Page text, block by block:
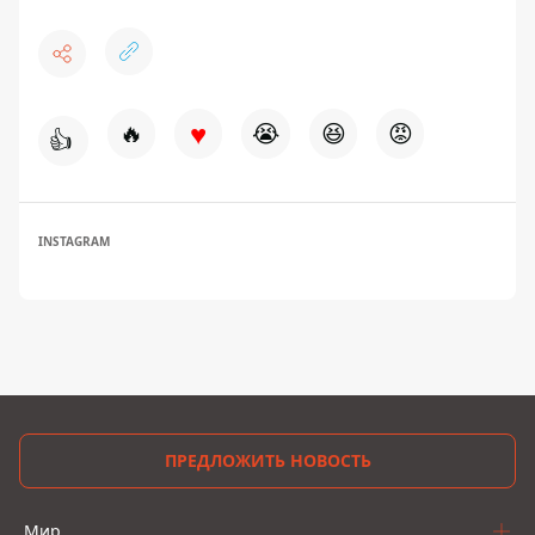
👍 🔥 ♥ 😭 😆 😡
INSTAGRAM
ПРЕДЛОЖИТЬ НОВОСТЬ